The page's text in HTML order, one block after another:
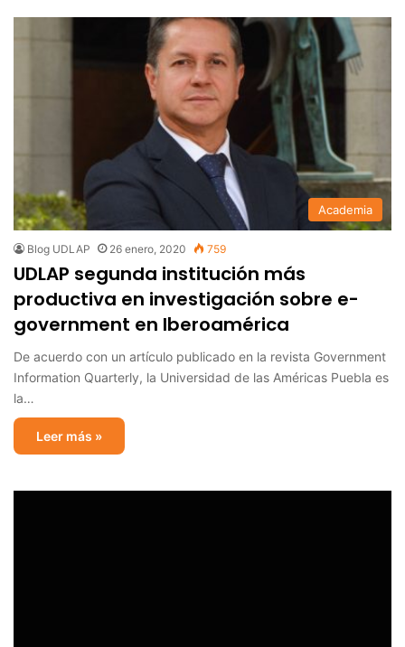
Academia
Blog UDLAP 26 enero, 2020 759
UDLAP segunda institución más
productiva en investigación sobre e-
government en Iberoamérica
De acuerdo con un artículo publicado en la revista Government
Information Quarterly, la Universidad de las Américas Puebla es
la…
Leer más »